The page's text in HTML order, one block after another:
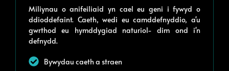
Miliynau o anifeiliaid yn cael eu geni i fywyd o
ddioddefaint. Caeth, wedi eu camddefnyddio, a'u
gwrthod eu hymddygiad naturiol- dim ond i'n
defnydd.
Bywydau caeth a straen